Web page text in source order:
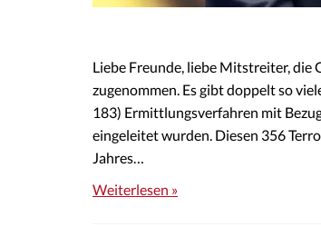
Liebe Freunde, liebe Mitstreiter, die
zugenommen. Es gibt doppelt so
183) Ermittlungsverfahren mit
eingeleitet wurden. Diesen 356
Jahres…
Weiterlesen »